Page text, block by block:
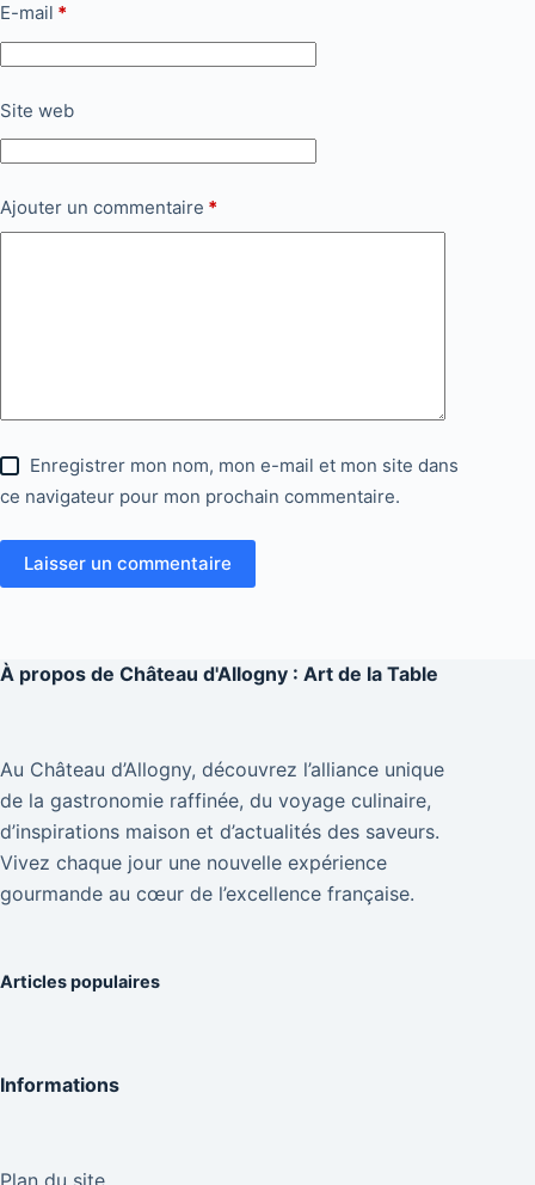
E-mail *
Site web
Ajouter un commentaire *
Enregistrer mon nom, mon e-mail et mon site dans
ce navigateur pour mon prochain commentaire.
Laisser un commentaire
À propos de Château d'Allogny : Art de la Table
Au Château d’Allogny, découvrez l’alliance unique
de la gastronomie raffinée, du voyage culinaire,
d’inspirations maison et d’actualités des saveurs.
Vivez chaque jour une nouvelle expérience
gourmande au cœur de l’excellence française.
Articles populaires
Informations
Plan du site